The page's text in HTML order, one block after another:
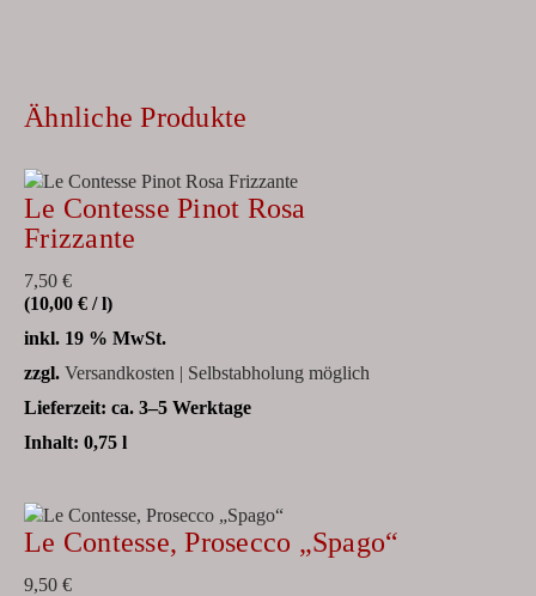
Ähnliche Produkte
Le Contesse Pinot Rosa
Frizzante
7,50 €
(10,00 € /l)
inkl. 19 % MwSt.
zzgl. Versandkosten | Selbstabholung möglich
Lieferzeit: ca. 3–5 Werktage
Inhalt: 0,75 l
Le Contesse, Prosecco „Spago“
9,50 €